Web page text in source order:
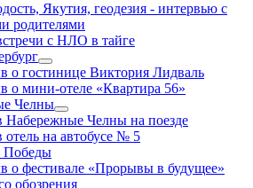
Якутия, геодезия - интервью с
родителями
с НЛО в тайге
о гостинице Виктория Лидваль
о мини-отеле «Квартира 56»
Челны
Набережные Челны на поезде
отель на автобусе № 5
Победы
о фестивале «Прорывы в будущее»
обозрения